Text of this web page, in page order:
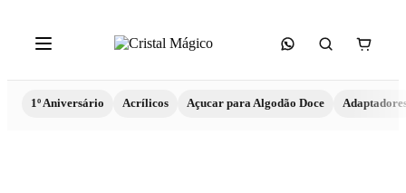
1º Aniversário Acrílicos Açucar para Algodão Doce